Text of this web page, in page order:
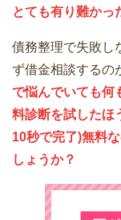
とても有り難かっ
債務整理で失敗し
ず借金相談するの
で悩んでいても何
料診断を試したほ
10秒で完了)無料
しょうか？